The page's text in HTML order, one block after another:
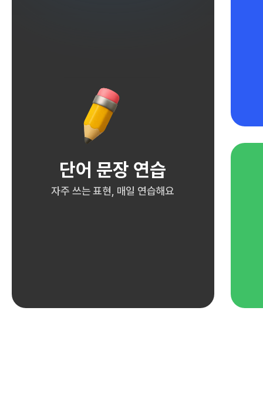
단어 문장 연습
자주 쓰는 표현, 매일 연습해요